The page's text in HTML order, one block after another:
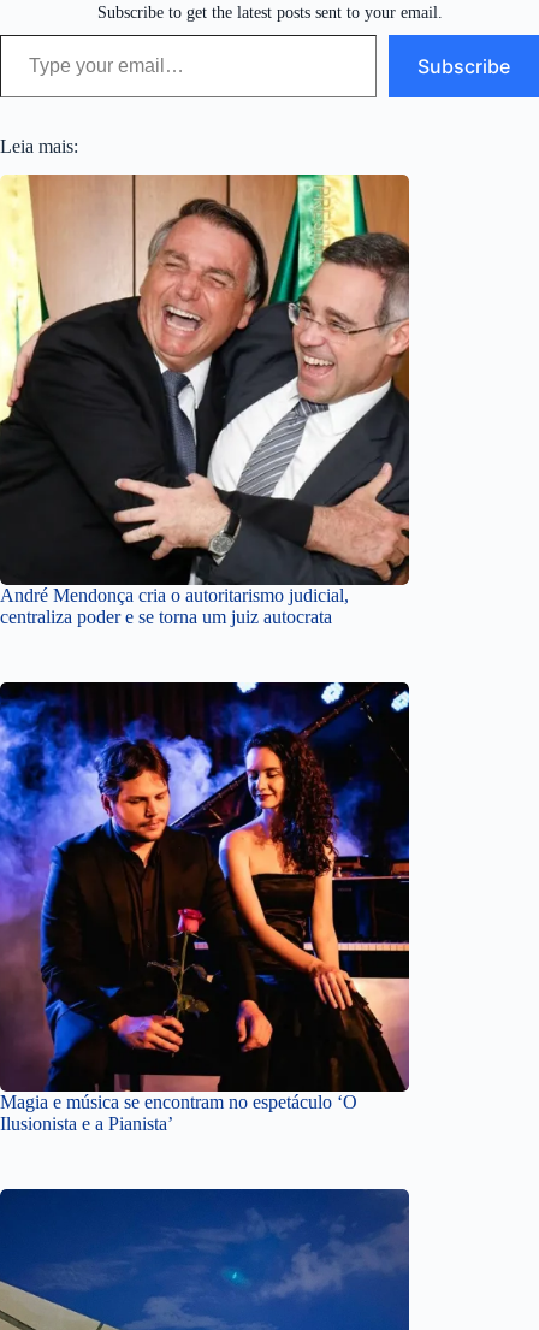
Subscribe to get the latest posts sent to your email.
Type your email…
Subscribe
Leia mais:
André Mendonça cria o autoritarismo judicial,
centraliza poder e se torna um juiz autocrata
Magia e música se encontram no espetáculo ‘O
Ilusionista e a Pianista’